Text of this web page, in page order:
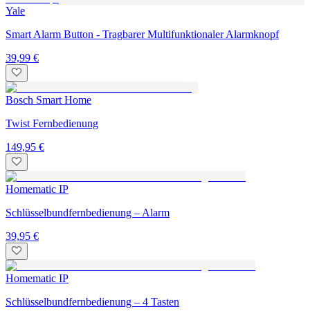
Yale
Smart Alarm Button - Tragbarer Multifunktionaler Alarmknopf
39,99 €
Bosch Smart Home
Twist Fernbedienung
149,95 €
Homematic IP
Schlüsselbundfernbedienung – Alarm
39,95 €
Homematic IP
Schlüsselbundfernbedienung – 4 Tasten